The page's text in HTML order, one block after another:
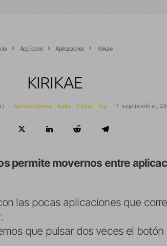
App Store Aplicaciones Kirikae
KIRIKAE
· Aplicaciones Apps Cydia Icy · 7 septiembre,
permite movernos entre
las pocas aplicaciones que
.
que pulsar dos veces el botón